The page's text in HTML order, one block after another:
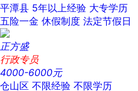
平潭县 5年以上经验 大专学历
五险一金 休假制度 法定节假日
正方盛
行政专员
4000-6000元
仓山区 不限经验 不限学历